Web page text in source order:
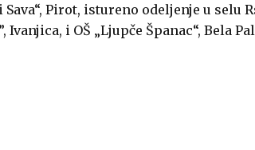
Sava“, Pirot, istureno odeljenje u selu
Ivanjica, i OŠ „Ljupče Španac“, Bela